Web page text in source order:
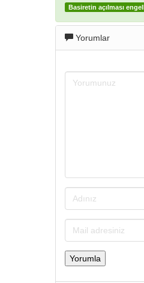
Basiretin açılması
Yorumlar